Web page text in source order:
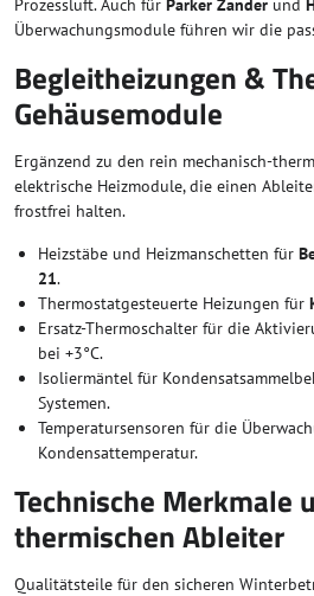
Prozessluft. Auch für Parker Zander und
Überwachungsmodule führen wir die
Begleitheizungen &
Gehäusemodule
Ergänzend zu den rein mechanisch-
elektrische Heizmodule, die einen
frostfrei halten.
Heizstäbe und Heizmanschetten für
21.
Thermostatgesteuerte Heizungen für
Ersatz-Thermoschalter für die
bei +3°C.
Isoliermäntel für
Systemen.
Temperatursensoren für die
Kondensattemperatur.
Technische Merkmale
thermischen Ableiter
Qualitätsteile für den sicheren